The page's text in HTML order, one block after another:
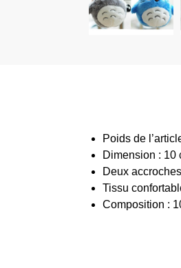
Poids de
Dimension : 10
Deux
Tissu
Composition :